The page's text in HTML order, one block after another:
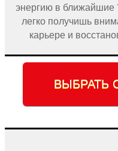
энергию в ближайшие
легко получишь
карьере и
ВЫБРАТЬ